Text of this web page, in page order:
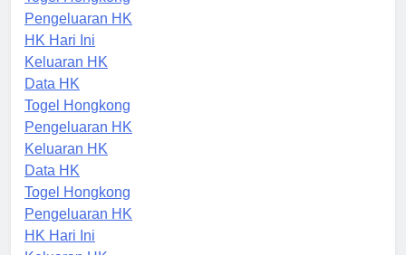
Togel Hongkong
Pengeluaran HK
HK Hari Ini
Keluaran HK
Data HK
Togel Hongkong
Pengeluaran HK
Keluaran HK
Data HK
Togel Hongkong
Pengeluaran HK
HK Hari Ini